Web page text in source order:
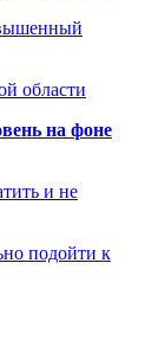
области
на фоне
и не
подойти к